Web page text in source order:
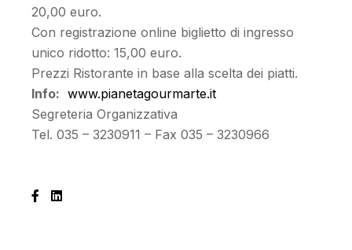
20,00 euro.
Con registrazione online biglietto di ingresso
unico ridotto: 15,00 euro.
Prezzi Ristorante in base alla scelta dei piatti.
Info: www.pianetagourmarte.it
Segreteria Organizzativa
Tel. 035 – 3230911 – Fax 035 – 3230966